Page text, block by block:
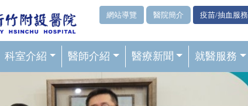
網站導覽 醫院簡介 疫苗/抽血服務
科室介紹 醫師介紹 醫療新聞 就醫服務